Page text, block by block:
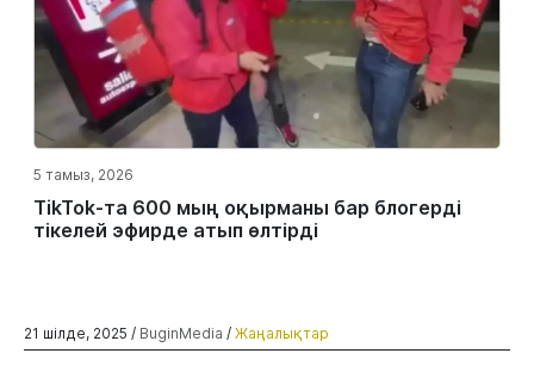
5 тамыз, 2026
TikTok-та 600 мың оқырманы бар блогерді
тікелей эфирде атып өлтірді
21 шілде, 2025 / BuginMedia / Жаңалықтар